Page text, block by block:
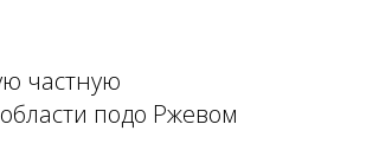
частную
подо Ржевом